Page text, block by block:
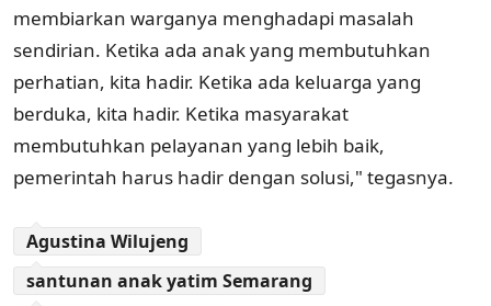
membiarkan warganya menghadapi masalah
sendirian. Ketika ada anak yang membutuhkan
perhatian, kita hadir. Ketika ada keluarga yang
berduka, kita hadir. Ketika masyarakat
membutuhkan pelayanan yang lebih baik,
pemerintah harus hadir dengan solusi," tegasnya.
Agustina Wilujeng
santunan anak yatim Semarang